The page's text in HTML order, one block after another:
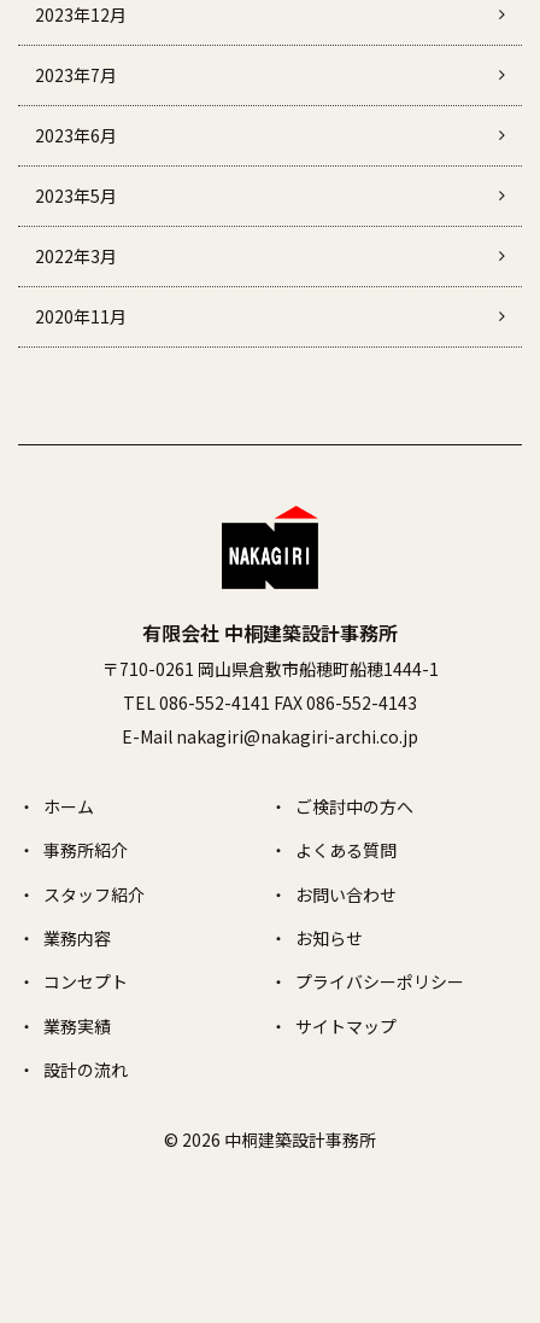
2023年12月
2023年7月
2023年6月
2023年5月
2022年3月
2020年11月
有限会社 中桐建築設計事務所
〒710-0261 岡山県倉敷市船穂町船穂1444-1
TEL 086-552-4141 FAX 086-552-4143
E-Mail nakagiri@nakagiri-archi.co.jp
ホーム
事務所紹介
スタッフ紹介
業務内容
コンセプト
業務実績
設計の流れ
ご検討中の方へ
よくある質問
お問い合わせ
お知らせ
プライバシーポリシー
サイトマップ
© 2026 中桐建築設計事務所